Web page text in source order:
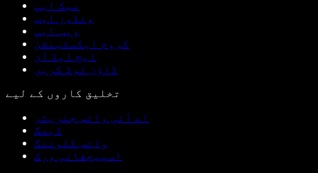
میک ایپ
ونڈوز ایپ
ویب ایپ
کروم ایکسٹینشن
ایج ایڈ آن
ڈاؤن لوڈ کریں
تخلیق کاروں کے لیے
اے آئی وائس جنریٹر
ڈبنگ
وائس کلوننگ
اسپیچفائی ورک